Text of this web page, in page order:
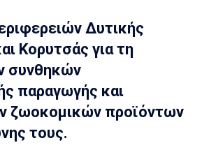
Δυτικής
Κορυτσάς για τη
συνθηκών
παραγωγής και
ζωοκομικών προϊόντων
τους.